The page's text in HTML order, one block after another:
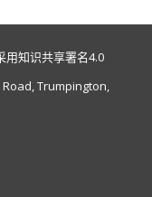
用知识共享署名4.0
Trumpington,